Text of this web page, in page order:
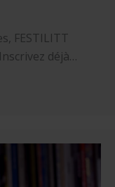
FESTILITT
déjà…